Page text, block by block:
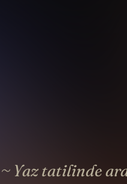
~ Yaz tatilinde